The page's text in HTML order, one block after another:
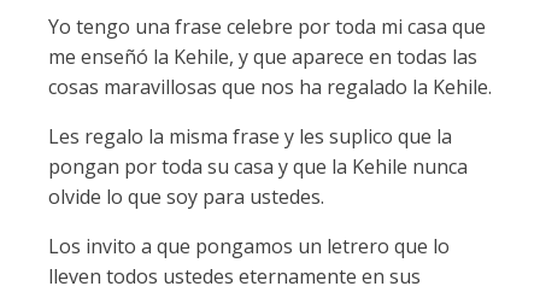
Yo tengo una frase celebre por toda mi casa que
me enseñó la Kehile, y que aparece en todas las
cosas maravillosas que nos ha regalado la Kehile.
Les regalo la misma frase y les suplico que la
pongan por toda su casa y que la Kehile nunca
olvide lo que soy para ustedes.
Los invito a que pongamos un letrero que lo
lleven todos ustedes eternamente en sus